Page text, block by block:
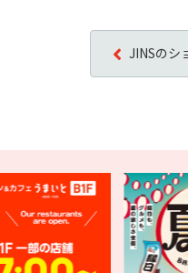
JINSのシ